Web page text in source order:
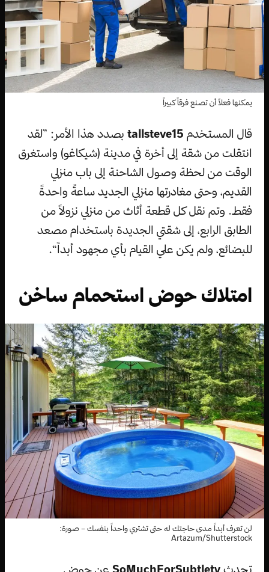
يمكنها فعلاً أن تصنع فرقاً كبيراً
قال المستخدم tallsteve15 بصدد هذا الأمر: ”لقد
انتقلت من شقة إلى أخرة في مدينة (شيكاغو) واستغرق
الوقت من لحظة وصول الشاحنة إلى باب منزلي
القديم، وحتى مغادرتها منزلي الجديد ساعةً واحدةً
فقط. وتم نقل كل قطعة أثاث من منزلي نزولاً من
الطابق الرابع، إلى شقتي الجديدة باستخدام مصعد
للبضائع، ولم يكن علي القيام بأي مجهود أبداً“.
امتلاك حوض استحمام ساخن
لن تعرف أبداً مدى حاجتك له حتى تشتري واحداً بنفسك – صورة:
Artazum/Shutterstock
تحدث SoMuchForSubtlety عن حوض